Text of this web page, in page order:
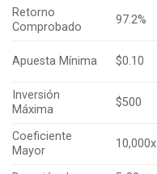
Retorno
Comprobado
97.2%
Apuesta Mínima $0.10
Inversión
Máxima
$500
Coeficiente
Mayor
10,000x